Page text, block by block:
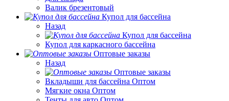
Валик брезентовый
Купол для бассейна
Назад
Купол для бассейна
Купол для каркасного бассейна
Оптовые заказы
Назад
Оптовые заказы
Вкладыши для бассейна Оптом
Мягкие окна Оптом